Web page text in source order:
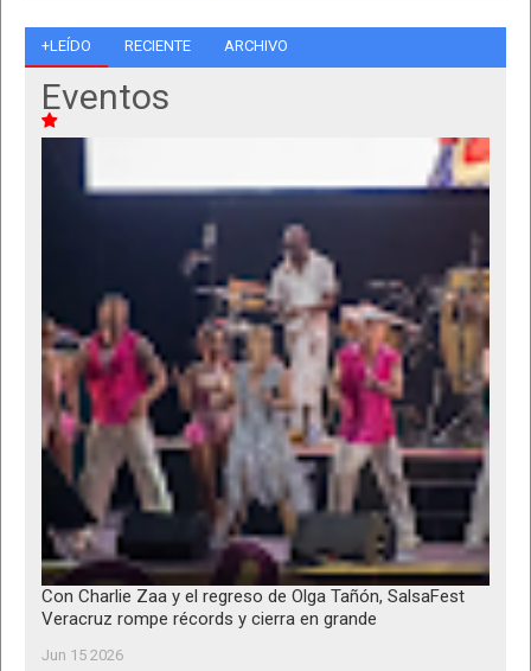
+LEÍDO RECIENTE ARCHIVO
Eventos
Con Charlie Zaa y el regreso de Olga Tañón, SalsaFest
Veracruz rompe récords y cierra en grande
Jun 15 2026